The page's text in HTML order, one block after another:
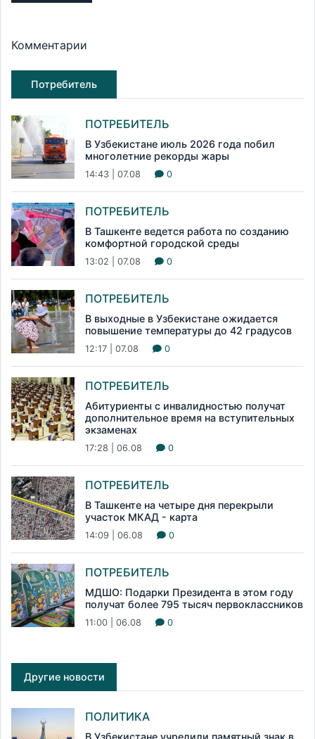
Комментарии
Потребитель
ПОТРЕБИТЕЛЬ
В Узбекистане июль 2026 года побил
многолетние рекорды жары
14:43 | 07.08 0
ПОТРЕБИТЕЛЬ
В Ташкенте ведется работа по созданию
комфортной городской среды
13:02 | 07.08 0
ПОТРЕБИТЕЛЬ
В выходные в Узбекистане ожидается
повышение температуры до 42 градусов
12:17 | 07.08 0
ПОТРЕБИТЕЛЬ
Абитуриенты с инвалидностью получат
дополнительное время на вступительных
экзаменах
17:28 | 06.08 0
ПОТРЕБИТЕЛЬ
В Ташкенте на четыре дня перекрыли
участок МКАД - карта
14:09 | 06.08 0
ПОТРЕБИТЕЛЬ
МДШО: Подарки Президента в этом году
получат более 795 тысяч первоклассников
11:00 | 06.08 0
Другие новости
ПОЛИТИКА
В Узбекистане учредили памятный знак в